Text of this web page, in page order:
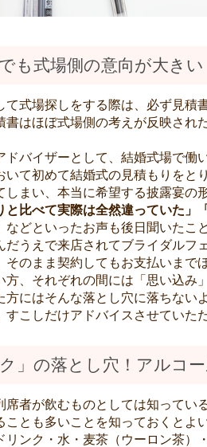
も式場側の意向が大きい
て式場探しをする際は、必ず見積
書はほぼ式場側の考えが反映され
ドバイザーとして、結婚式場で働
いて初めて結婚式の見積もりをと
しまい、本当に希望する披露宴
と比べて実際は全然違っていた
などといったお声も後日聞いたこ
だうえで来店されてブライダルフ
そのまま契約してもお支払いまで
方、それぞれの間には「思い込み
方にはそんな落とし穴に落ちない
こしだけアドバイスさせていた
」の落とし穴！アルコ
席者が飲むものとしては知ってい
ことも多いことを知っておくとよ
リンク・水・麦茶（ウーロン茶）